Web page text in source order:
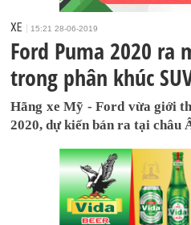
XE 15:21 28-06-2019
Ford Puma 2020
trong phân khúc
Hãng xe Mỹ - Ford vừa giới
2020, dự kiến bán ra tại châu